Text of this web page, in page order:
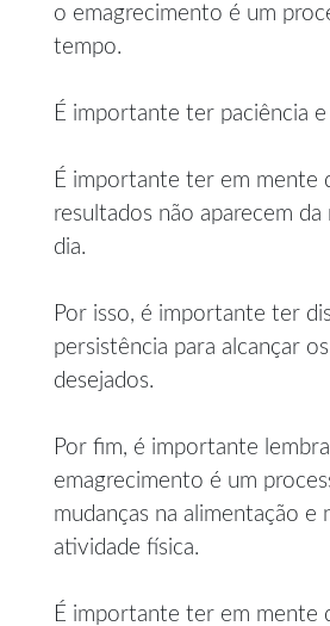
o emagrecimento é um
tempo.
É importante ter paciência
É importante ter em mente
resultados não aparecem
dia.
Por isso, é importante ter
persistência para alcançar
desejados.
Por fim, é importante
emagrecimento é um
mudanças na alimentação e
atividade física.
É importante ter em mente